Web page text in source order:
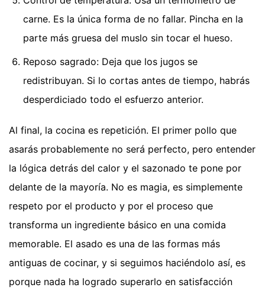
carne. Es la única forma de no fallar. Pincha en la
parte más gruesa del muslo sin tocar el hueso.
Reposo sagrado: Deja que los jugos se
redistribuyan. Si lo cortas antes de tiempo, habrás
desperdiciado todo el esfuerzo anterior.
Al final, la cocina es repetición. El primer pollo que
asarás probablemente no será perfecto, pero entender
la lógica detrás del calor y el sazonado te pone por
delante de la mayoría. No es magia, es simplemente
respeto por el producto y por el proceso que
transforma un ingrediente básico en una comida
memorable. El asado es una de las formas más
antiguas de cocinar, y si seguimos haciéndolo así, es
porque nada ha logrado superarlo en satisfacción